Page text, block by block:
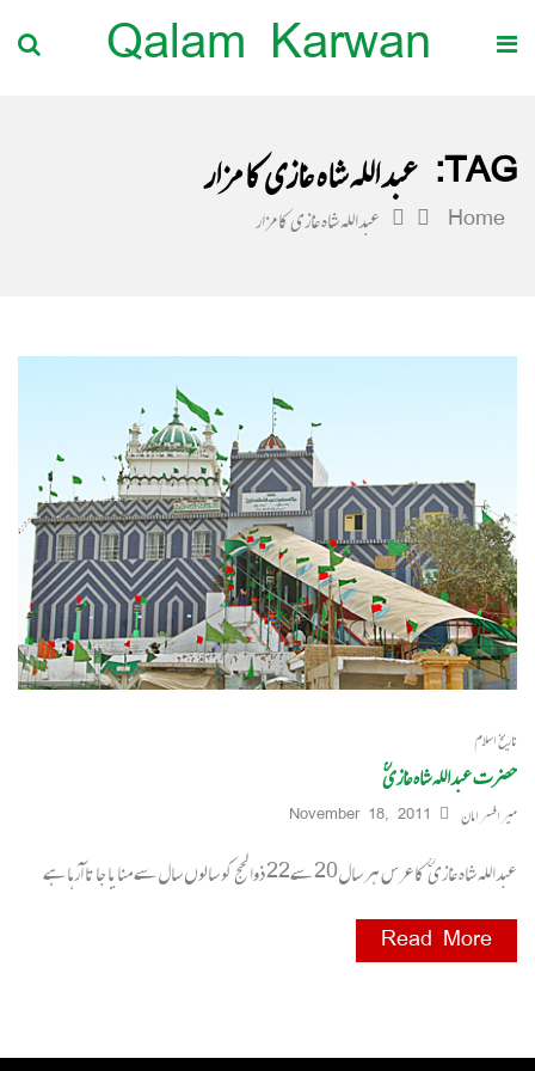
Qalam Karwan
TAG: عبداللہ شاہ غازی کا مزار
Home عبداللہ شاہ غازی کا مزار
تاریخ اسلام
حضرت عبداللہ شاہ غازیؒ
میر افسر امان November 18, 2011
عبداللہ شاہ غازی ؒ کا عرس ہر سال20 سے22 ذوا لحج کو سالوں سال سے منایا جا تا آرہا ہے
Read More